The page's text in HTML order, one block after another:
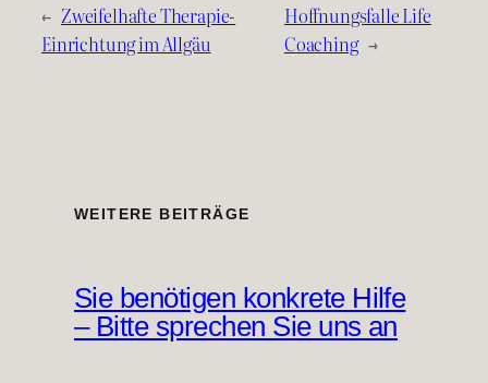
← Zweifelhafte Therapie-
Einrichtung im Allgäu
Hoffnungsfalle Life
Coaching →
WEITERE BEITRÄGE
Sie benötigen konkrete Hilfe
– Bitte sprechen Sie uns an